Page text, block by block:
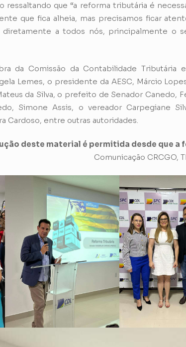
ressaltando que “a reforma tributária é
que fica alheia, mas precisamos ficar
a todos nós, principalmente o
da Comissão da Contabilidade Tributária
Lemes, o presidente da AESC, Márcio
da Silva, o prefeito de Senador Canedo,
Simone Assis, o vereador Carpegiane
Cardoso, entre outras autoridades.
deste material é permitida desde que a
Comunicação CRCGO,